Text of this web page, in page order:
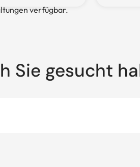
verfügbar.
Sie gesucht